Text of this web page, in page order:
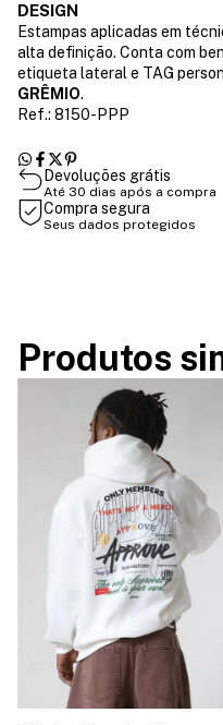
DESIGN
Estampas aplicadas em
alta definição. Conta com
etiqueta lateral e TAG
GRÊMIO.
Ref.: 8150-PPP
Devoluções grátis
Até 30 dias após a compra
Compra segura
Seus dados protegidos
Produtos